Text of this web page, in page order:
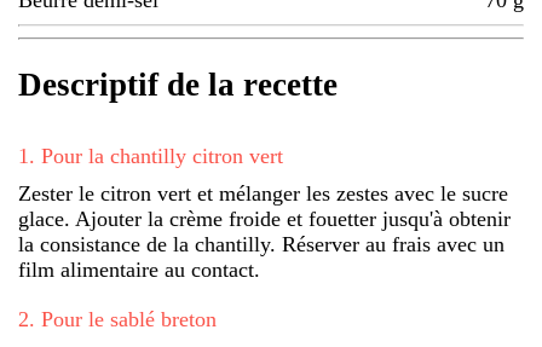
Descriptif de la recette
1 . Pour la chantilly citron vert
Zester le citron vert et mélanger les zestes avec le sucre
glace. Ajouter la crème froide et fouetter jusqu'à obtenir
la consistance de la chantilly. Réserver au frais avec un
film alimentaire au contact.
2. Pour le sablé breton